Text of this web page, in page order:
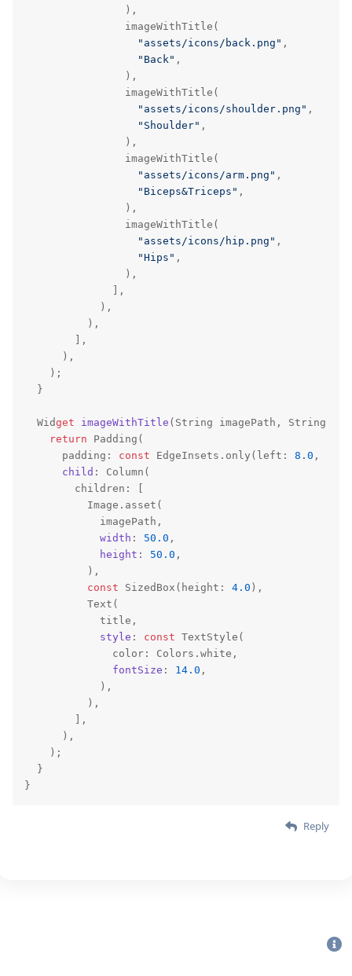
                ),
                imageWithTitle(
"assets/icons/back.png" ,
"Back" ,
                ),
                imageWithTitle(
"assets/icons/shoulder.png" ,
"Shoulder" ,
                ),
                imageWithTitle(
"assets/icons/arm.png" ,
"Biceps&Triceps" ,
                ),
                imageWithTitle(
"assets/icons/hip.png" ,
"Hips" ,
                ),
              ],
            ),
          ),
        ],
      ),
    );
  }
  Wid
get imageWithTitle ( String imagePath, String
return Padding(
      padding:
const EdgeInsets.only(left: 8.0 ,
child : Column(
        children: [
          Image.asset(
            imagePath,
width : 50.0 ,
height : 50.0 ,
          ),
const SizedBox(height: 4.0 ),
          Text(
            title,
style : const TextStyle(
              color: Colors.white,
fontSize : 14.0 ,
            ),
          ),
        ],
      ),
    );
  }
}
Reply